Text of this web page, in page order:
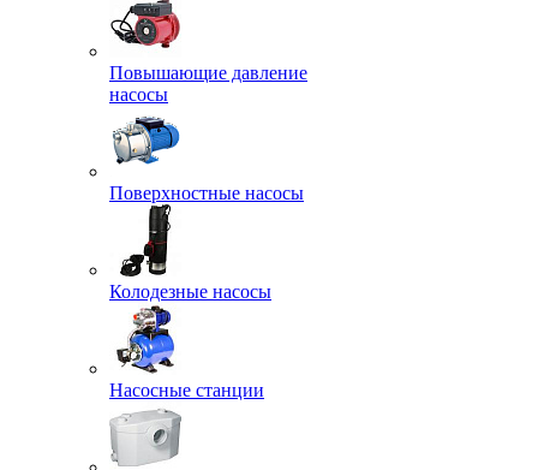
Повышающие давление
насосы
Поверхностные насосы
Колодезные насосы
Насосные станции